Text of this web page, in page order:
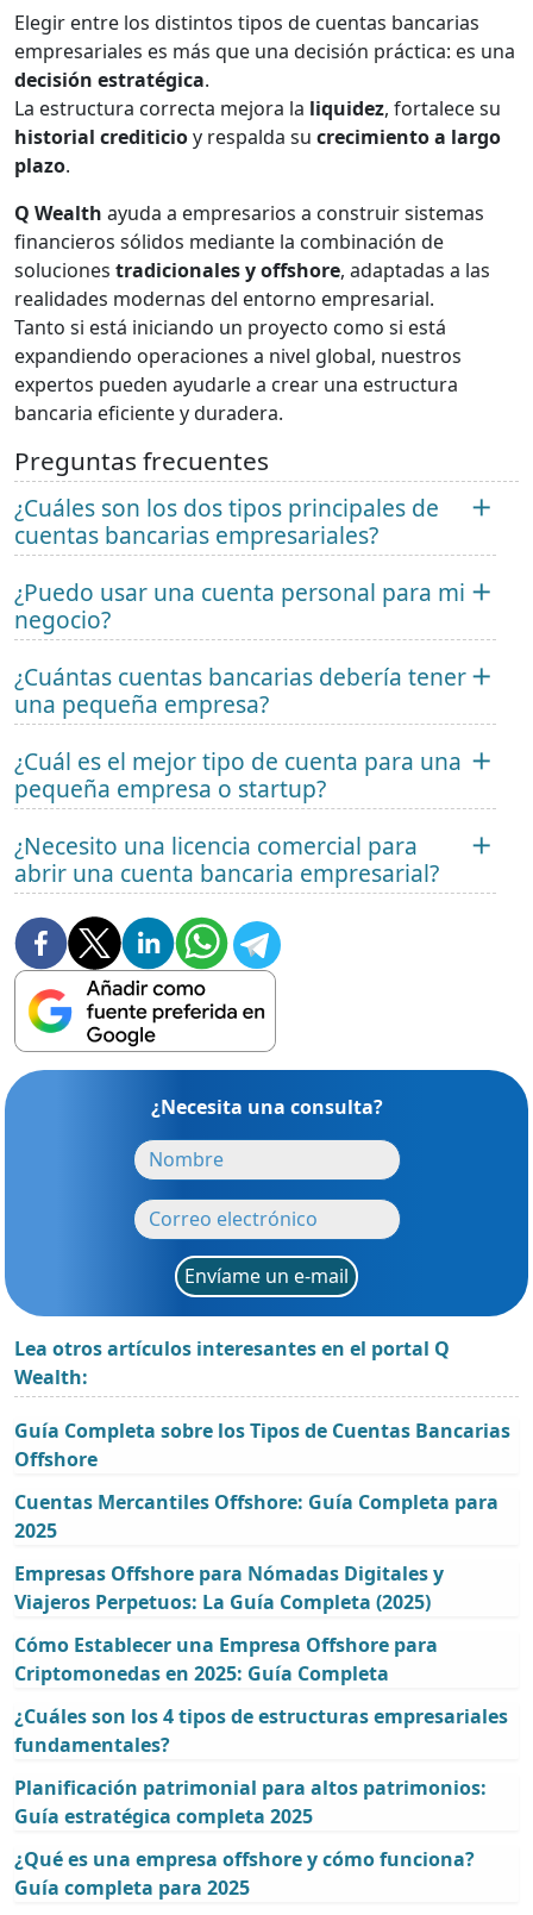
Elegir entre los distintos tipos de cuentas bancarias
empresariales es más que una decisión práctica: es una
decisión estratégica.
La estructura correcta mejora la liquidez, fortalece su
historial crediticioy respalda su crecimiento a largo
plazo.
Q Wealth ayuda a empresarios a construir sistemas
financieros sólidos mediante la combinación de
soluciones tradicionales y offshore, adaptadas a las
realidades modernas del entorno empresarial.
Tanto si está iniciando un proyecto como si está
expandiendo operaciones a nivel global, nuestros
expertos pueden ayudarle a crear una estructura
bancaria eficiente y duradera.
Preguntas frecuentes
¿Cuáles son los dos tipos principales de
cuentas bancarias empresariales?
¿Puedo usar una cuenta personal para mi
negocio?
¿Cuántas cuentas bancarias debería tener
una pequeña empresa?
¿Cuál es el mejor tipo de cuenta para una
pequeña empresa o startup?
¿Necesito una licencia comercial para
abrir una cuenta bancaria empresarial?
¿Necesita una consulta?
Envíame un e-mail
Lea otros artículos interesantes en el portal Q
Wealth:
Guía Completa sobre los Tipos de Cuentas Bancarias
Offshore
Cuentas Mercantiles Offshore: Guía Completa para
2025
Empresas Offshore para Nómadas Digitales y
Viajeros Perpetuos: La Guía Completa (2025)
Cómo Establecer una Empresa Offshore para
Criptomonedas en 2025: Guía Completa
¿Cuáles son los 4 tipos de estructuras empresariales
fundamentales?
Planificación patrimonial para altos patrimonios:
Guía estratégica completa 2025
¿Qué es una empresa offshore y cómo funciona?
Guía completa para 2025